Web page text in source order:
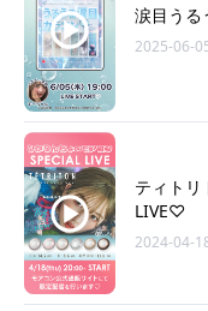
涙目うる
2025-06-
ティトリ
LIVE♡
2024-04-